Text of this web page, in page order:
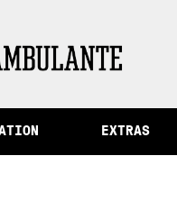
Other Stories from
EXTRAS